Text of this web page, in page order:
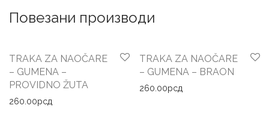
Повезани производи
TRAKA ZA NAOČARE
– GUMENA –
PROVIDNO ŽUTA
260.00рсд
TRAKA ZA NAOČARE
– GUMENA – BRAON
260.00рсд